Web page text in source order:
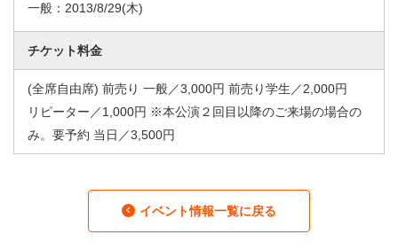
一般： 2013/8/29(木)
チケット料金
(全席自由席) 前売り 一般／3,000円 前売り学生／2,000円
リピーター／1,000円 ※本公演２回目以降のご来場の場合の
み。要予約 当日／3,500円
イベント情報一覧に戻る